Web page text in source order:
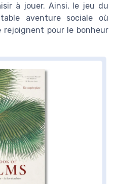
à jouer. Ainsi, le jeu du
aventure sociale où
pour le bonheur